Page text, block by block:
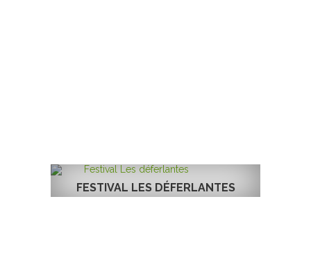
FESTIVAL LES DÉFERLANTES